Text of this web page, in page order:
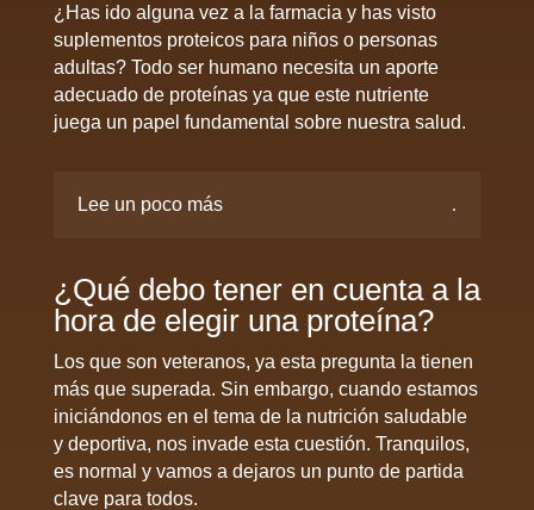
¿Has ido alguna vez a la farmacia y has visto
suplementos proteicos para niños o personas
adultas? Todo ser humano necesita un aporte
adecuado de proteínas ya que este nutriente
juega un papel fundamental sobre nuestra salud.
Lee un poco más
¿Qué debo tener en cuenta a la
hora de elegir una proteína?
Los que son veteranos, ya esta pregunta la tienen
más que superada. Sin embargo, cuando estamos
iniciándonos en el tema de la nutrición saludable
y deportiva, nos invade esta cuestión. Tranquilos,
es normal y vamos a dejaros un punto de partida
clave para todos.